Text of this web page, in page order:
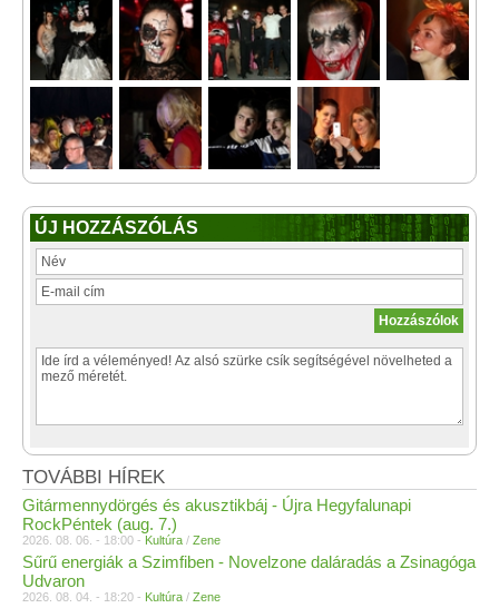
ÚJ HOZZÁSZÓLÁS
TOVÁBBI HÍREK
Gitármennydörgés és akusztikbáj - Újra Hegyfalunapi
RockPéntek (aug. 7.)
2026. 08. 06. - 18:00 - Kultúra / Zene
Sűrű energiák a Szimfiben - Novelzone daláradás a Zsinagóga
Udvaron
2026. 08. 04. - 18:20 - Kultúra / Zene